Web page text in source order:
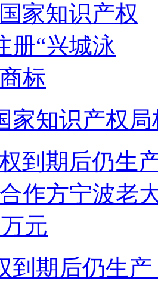
家知识产权
到期后仍生产